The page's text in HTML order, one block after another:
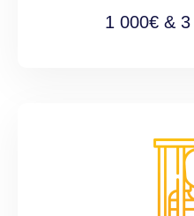
1 000€ &